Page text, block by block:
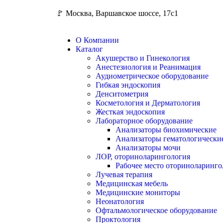
🚩 Москва, Варшавское шоссе, 17с1
О Компании
Каталог
Акушерство и Гинекология
Анестезиология и Реанимация
Аудиометрическое оборудование
Гибкая эндоскопия
Денситометрия
Косметология и Дерматология
Жесткая эндоскопия
Лабораторное оборудование
Анализаторы биохимические
Анализаторы
Анализаторы мочи
ЛОР, оториноларингология
Рабочее место
Лучевая терапия
Медицинская мебель
Медицинские мониторы
Неонатология
Офтальмологическое оборудование
Проктология